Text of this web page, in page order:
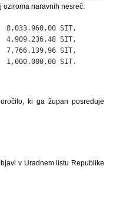
oziroma naravnih nesreč:
SIT,
4,909.236,48 SIT,
SIT,
SIT.
ki ga župan posreduje
v Uradnem listu Republike